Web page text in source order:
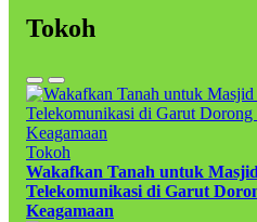
Tokoh
Tokoh
Wakafkan Tanah untuk
Telekomunikasi di Garut
Keagamaan